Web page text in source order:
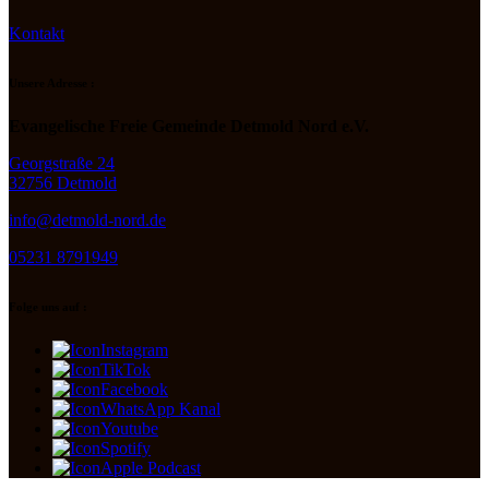
Kontakt
Georgstraße 24
32756 Detmold
info@detmold-nord.de
05231 8791949
Instagram
TikTok
Facebook
WhatsApp Kanal
Youtube
Spotify
Apple Podcast